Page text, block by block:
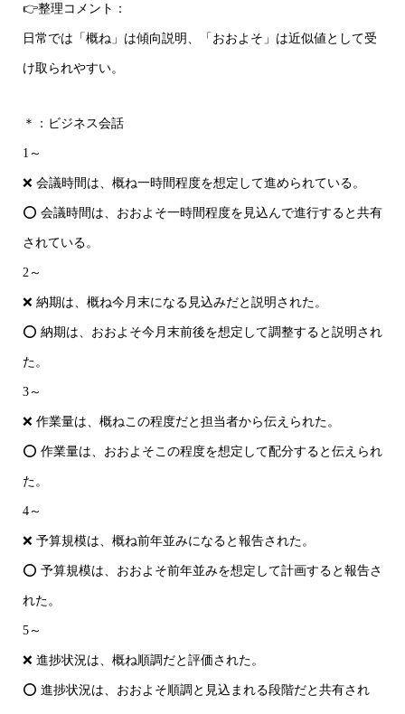
👉整理コメント：
日常では「概ね」は傾向説明、「おおよそ」は近似値として受
け取られやすい。
＊：ビジネス会話
1～
❌ 会議時間は、概ね一時間程度を想定して進められている。
⭕ 会議時間は、おおよそ一時間程度を見込んで進行すると共有
されている。
2～
❌ 納期は、概ね今月末になる見込みだと説明された。
⭕ 納期は、おおよそ今月末前後を想定して調整すると説明され
た。
3～
❌ 作業量は、概ねこの程度だと担当者から伝えられた。
⭕ 作業量は、おおよそこの程度を想定して配分すると伝えられ
た。
4～
❌ 予算規模は、概ね前年並みになると報告された。
⭕ 予算規模は、おおよそ前年並みを想定して計画すると報告さ
れた。
5～
❌ 進捗状況は、概ね順調だと評価された。
⭕ 進捗状況は、おおよそ順調と見込まれる段階だと共有され